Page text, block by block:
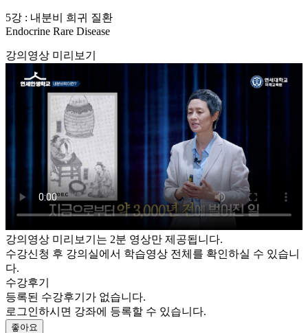
5강 : 내분비 희귀 질환
Endocrine Rare Disease
강의영상 미리보기
강의영상 미리보기는 2분 영상만 제공됩니다.
수강신청 후 강의실에서 학습영상 전체를 확인하실 수 있습니
다.
수강후기
등록된 수강후기가 없습니다.
로그인하시면 강좌에 등록할 수 있습니다.
좋아요